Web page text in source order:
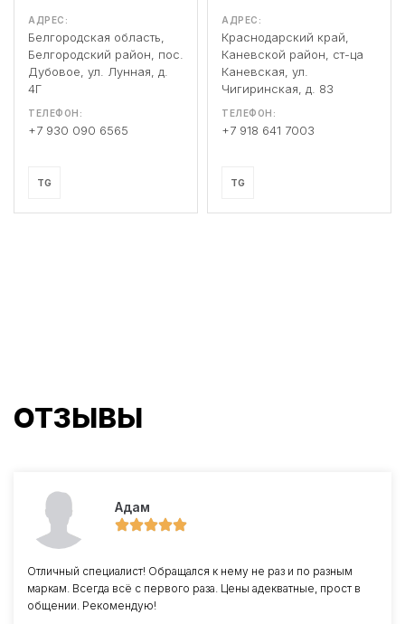
АДРЕС:
Белгородская область,
Белгородский район, пос.
Дубовое, ул. Лунная, д.
4Г
ТЕЛЕФОН:
+7 930 090 6565
TG
АДРЕС:
Краснодарский край,
Каневской район, ст-ца
Каневская, ул.
Чигиринская, д. 83
ТЕЛЕФОН:
+7 918 641 7003
TG
ОТЗЫВЫ
Адам
Отличный специалист! Обращался к нему не раз и по разным
маркам. Всегда всё с первого раза. Цены адекватные, прост в
общении. Рекомендую!